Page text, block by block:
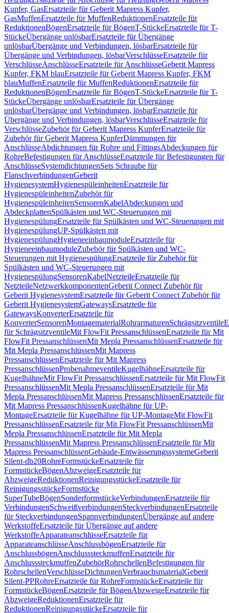
Kupfer, GasErsatzteile für Geberit Mapress Kupfer,
GasMuffenErsatzteile für MuffenReduktionenErsatzteile für
ReduktionenBögenErsatzteile für BögenT-StückeErsatzteile für T-
StückeÜbergänge unlösbarErsatzteile für Übergänge
unlösbarÜbergänge und Verbindungen, lösbarErsatzteile für
Übergänge und Verbindungen, lösbarVerschlüsseErsatzteile für
VerschlüsseAnschlüsseErsatzteile für AnschlüsseGeberit Mapress
Kupfer, FKM blauErsatzteile für Geberit Mapress Kupfer, FKM
blauMuffenErsatzteile für MuffenReduktionenErsatzteile für
ReduktionenBögenErsatzteile für BögenT-StückeErsatzteile für T-
StückeÜbergänge unlösbarErsatzteile für Übergänge
unlösbarÜbergänge und Verbindungen, lösbarErsatzteile für
Übergänge und Verbindungen, lösbarVerschlüsseErsatzteile für
VerschlüsseZubehör für Geberit Mapress KupferErsatzteile für
Zubehör für Geberit Mapress KupferDämmungen für
AnschlüsseAbdichtungen für Rohre und FittingsAbdeckungen für
RohreBefestigungen für AnschlüsseErsatzteile für Befestigungen für
AnschlüsseSystemdichtungenSets Schraube für
FlanschverbindungenGeberit
HygienesystemHygienespüleinheitenErsatzteile für
HygienespüleinheitenZubehör für
HygienespüleinheitenSensorenKabelAbdeckungen und
AbdeckplattenSpülkästen und WC-Steuerungen mit
HygienespülungErsatzteile für Spülkästen und WC-Steuerungen mit
HygienespülungUP-Spülkästen mit
HygienespülungHygieneeinbaumoduleErsatzteile für
HygieneeinbaumoduleZubehör für Spülkästen und WC-
Steuerungen mit HygienespülungErsatzteile für Zubehör für
Spülkästen und WC-Steuerungen mit
HygienespülungSensorenKabelNetzteileErsatzteile für
NetzteileNetzwerkkomponentenGeberit Connect Zubehör für
Geberit HygienesystemErsatzteile für Geberit Connect Zubehör für
Geberit HygienesystemGatewaysErsatzteile für
GatewaysKonverterErsatzteile für
KonverterSensorenMontagematerialRohrarmaturenSchrägsitzventile
für SchrägsitzventileMit FlowFit PressanschlüssenErsatzteile für Mit
FlowFit PressanschlüssenMit Mepla PressanschlüssenErsatzteile für
Mit Mepla PressanschlüssenMit Mapress
PressanschlüssenErsatzteile für Mit Mapress
PressanschlüssenProbenahmeventileKugelhähneErsatzteile für
KugelhähneMit FlowFit PressanschlüssenErsatzteile für Mit FlowFit
PressanschlüssenMit Mepla PressanschlüssenErsatzteile für Mit
Mepla PressanschlüssenMit Mapress PressanschlüssenErsatzteile für
Mit Mapress PressanschlüssenKugelhähne für UP-
MontageErsatzteile für Kugelhähne für UP-MontageMit FlowFit
PressanschlüssenErsatzteile für Mit FlowFit PressanschlüssenMit
Mepla PressanschlüssenErsatzteile für Mit Mepla
PressanschlüssenMit Mapress PressanschlüssenErsatzteile für Mit
Mapress PressanschlüssenGebäude-EntwässerungssystemeGeberit
Silent-db20RohreFormstückeErsatzteile für
FormstückeBögenAbzweigeErsatzteile für
AbzweigeReduktionenReinigungsstückeErsatzteile für
ReinigungsstückeFormstücke
SuperTubeBögenSonderformstückeVerbindungenErsatzteile für
VerbindungenSchweißverbindungenSteckverbindungenErsatzteile
für SteckverbindungenSpannverbindungenÜbergänge auf andere
WerkstoffeErsatzteile für Übergänge auf andere
WerkstoffeApparateanschlüsseErsatzteile für
ApparateanschlüsseAnschlussbögenErsatzteile für
AnschlussbögenAnschlusssteckmuffenErsatzteile für
AnschlusssteckmuffenZubehörRohrschellenBefestigungen für
RohrschellenVerschlüsseDichtungenVerbrauchsmaterialGeberit
Silent-PPRohreErsatzteile für RohreFormstückeErsatzteile für
FormstückeBögenErsatzteile für BögenAbzweigeErsatzteile für
AbzweigeReduktionenErsatzteile für
ReduktionenReinigungsstückeErsatzteile für